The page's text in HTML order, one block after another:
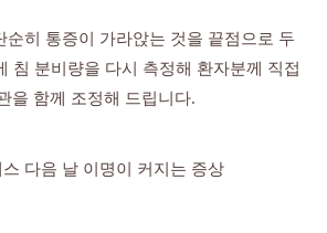
순히 통증이 가라앉는 것을 끝점으로 두
침 분비량을 다시 측정해 환자분께 직접
을 함께 조정해 드립니다.